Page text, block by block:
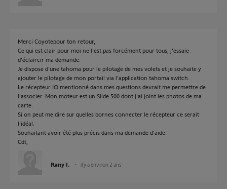
Merci Coyotepour ton retour,
Ce qui est clair pour moi ne l'est pas forcément pour tous, j'essaie
d'éclaircir ma demande.
Je dispose d'une tahoma pour le pilotage de mes volets et je souhaite y
ajouter le pilotage de mon portail via l'application tahoma switch.
Le récepteur IO mentionné dans mes questions devrait me permettre de
l'associer. Mon moteur est un Slide 500 dont j'ai joint les photos de ma
carte.
Si on peut me dire sur quelles bornes connecter le récepteur ce serait
l'idéal.
Souhaitant avoir été plus précis dans ma demande d'aide.
Cdt,
Rany I. il y a environ 2 ans